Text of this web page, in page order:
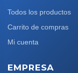
Todos los productos
Carrito de compras
Mi cuenta
EMPRESA